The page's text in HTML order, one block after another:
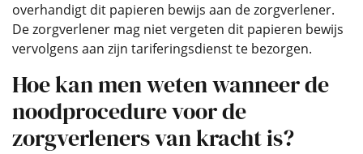
overhandigt dit papieren bewijs aan de zorgverlener.
De zorgverlener mag niet vergeten dit papieren bewijs
vervolgens aan zijn tariferingsdienst te bezorgen.
Hoe kan men weten wanneer de
noodprocedure voor de
zorgverleners van kracht is?